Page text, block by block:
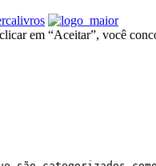
em “Aceitar”, você